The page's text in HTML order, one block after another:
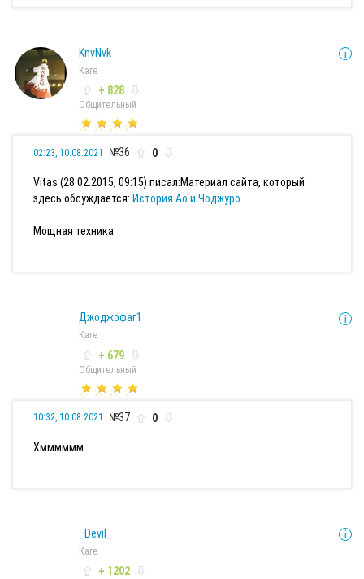
KnvNvk
Каге
+ 828
Общительный
02:23, 10.08.2021 №36 0
Vitas (28.02.2015, 09:15) писал:Материал сайта, который
здесь обсуждается: История Ао и Чоджуро.
Мощная техника
Джоджофаг1
Каге
+ 679
Общительный
10:32, 10.08.2021 №37 0
Хмммммм
_Devil_
Каге
+ 1202